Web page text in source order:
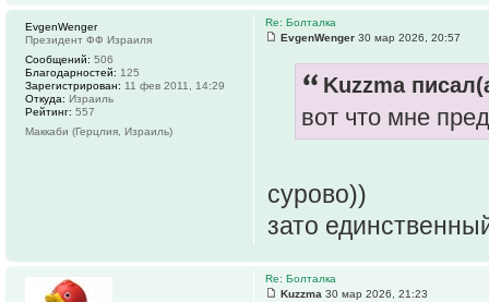
Re: Болталка
EvgenWenger 30 мар 2026, 20:57
Kuzzma
вот что мне
сурово))
зато
EvgenWenger
Президент ФФ Израиля
Сообщений: 506
Благодарностей: 125
Зарегистрирован: 11 фев 2011, 14:29
Откуда: Израиль
Рейтинг: 557
Маккаби (Герцлия, Израиль)
Re: Болталка
Kuzzma 30 мар 2026, 21:23